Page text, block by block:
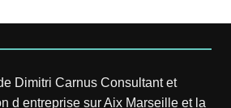
Dimitri CarnusConsultant et
d entreprise sur Aix Marseille et la